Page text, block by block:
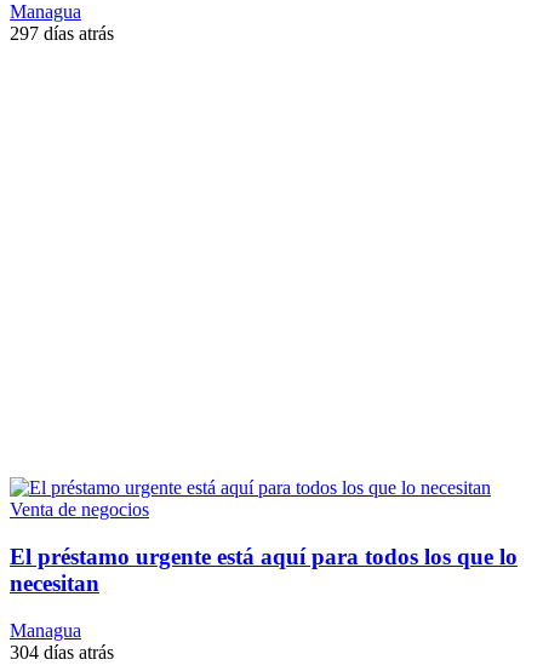
Managua
297 días atrás
Venta de negocios
El préstamo urgente está aquí para todos los que lo
necesitan
Managua
304 días atrás